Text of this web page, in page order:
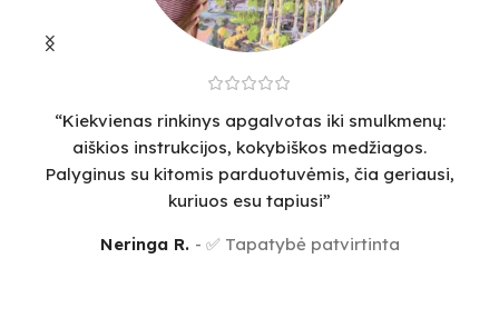
“Kiekvienas rinkinys apgalvotas iki smulkmenų:
aiškios instrukcijos, kokybiškos medžiagos.
Palyginus su kitomis parduotuvėmis, čia geriausi,
kuriuos esu tapiusi”
Neringa R. ✅ Tapatybė patvirtinta